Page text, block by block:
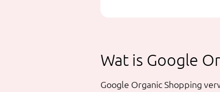
Wat is Google
Google Organic Shopping